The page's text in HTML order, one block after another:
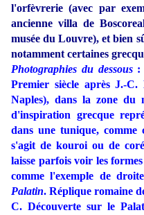
l'orfèvrerie (avec par
ancienne villa de
musée du Louvre), et bien
notamment certaines
Photographies du dessous:
Premier siècle après J.-C.
Naples), dans la zone du
d'inspiration grecque
dans une tunique, comme
s'agit de kouroi ou de
laisse parfois voir les
comme l'exemple de
Palatin. Réplique romaine
C. Découverte sur le